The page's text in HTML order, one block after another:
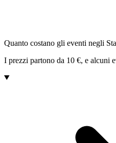
Quanto costano gli eventi negli
I prezzi partono da 10 €, e alcuni